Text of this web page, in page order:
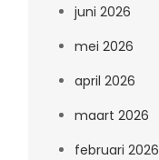
juni 2026
mei 2026
april 2026
maart 2026
februari 2026